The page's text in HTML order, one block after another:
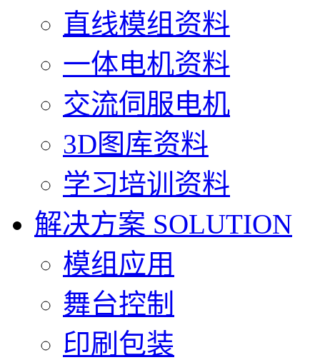
直线模组资料
一体电机资料
交流伺服电机
3D图库资料
学习培训资料
解决方案 SOLUTION
模组应用
舞台控制
印刷包装